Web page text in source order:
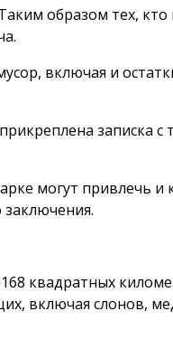
образом тех, кто
включая и
записка с
могут привлечь и
квадратных
включая слонов,